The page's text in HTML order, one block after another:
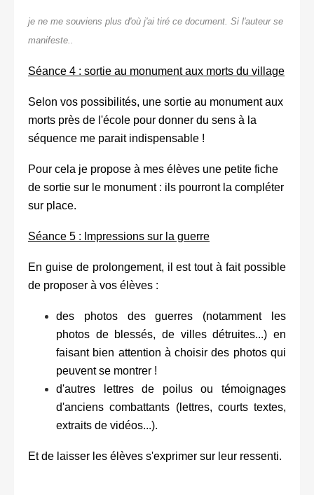
je ne me souviens plus d'où j'ai tiré ce document. Si l'auteur se
manifeste..
Séance 4 : sortie au monument aux morts du village
Selon vos possibilités, une sortie au monument aux
morts près de l'école pour donner du sens à la
séquence me parait indispensable !
Pour cela je propose à mes élèves une petite fiche
de sortie sur le monument : ils pourront la compléter
sur place.
Séance 5 : Impressions sur la guerre
En guise de prolongement, il est tout à fait possible
de proposer à vos élèves :
des photos des guerres (notamment les
photos de blessés, de villes détruites...) en
faisant bien attention à choisir des photos qui
peuvent se montrer !
d'autres lettres de poilus ou témoignages
d'anciens combattants (lettres, courts textes,
extraits de vidéos...).
Et de laisser les élèves s'exprimer sur leur ressenti.